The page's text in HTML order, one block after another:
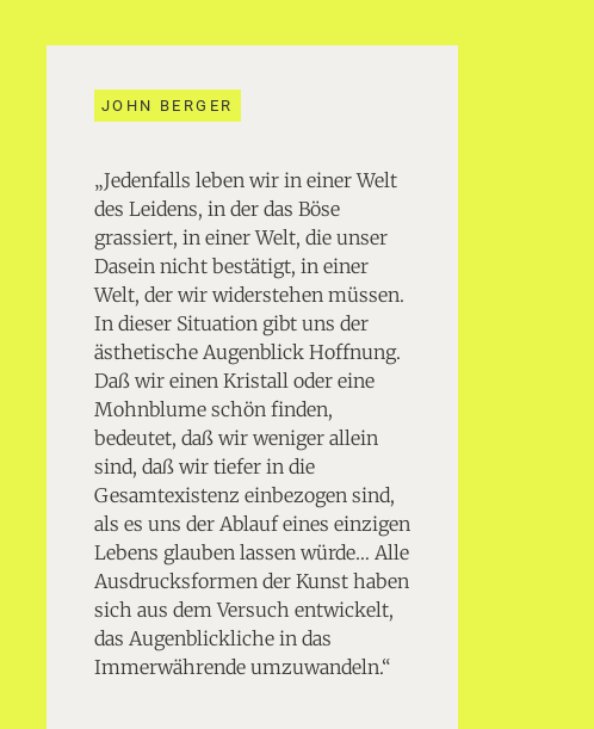
JOHN BERGER
„Jedenfalls leben wir in einer Welt
des Leidens, in der das Böse
grassiert, in einer Welt, die unser
Dasein nicht bestätigt, in einer
Welt, der wir widerstehen müssen.
In dieser Situation gibt uns der
ästhetische Augenblick Hoffnung.
Daß wir einen Kristall oder eine
Mohnblume schön finden,
bedeutet, daß wir weniger allein
sind, daß wir tiefer in die
Gesamtexistenz einbezogen sind,
als es uns der Ablauf eines einzigen
Lebens glauben lassen würde… Alle
Ausdrucksformen der Kunst haben
sich aus dem Versuch entwickelt,
das Augenblickliche in das
Immerwährende umzuwandeln.“